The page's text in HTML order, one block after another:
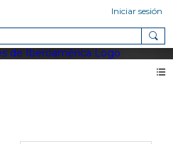
Iniciar sesión